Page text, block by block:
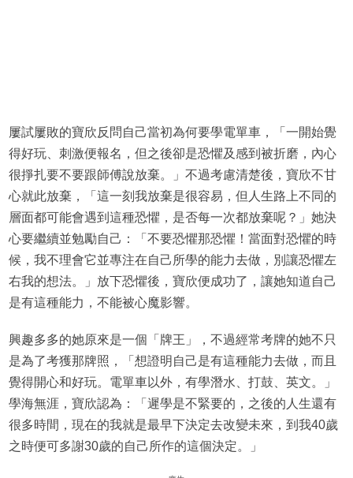
屢試屢敗的寶欣反問自己當初為何要學電單車，「一開始覺
得好玩、刺激便報名，但之後卻是恐懼及感到被折磨，內心
很掙扎要不要跟師傅說放棄。」不過考慮清楚後，寶欣不甘
心就此放棄，「這一刻我放棄是很容易，但人生路上不同的
層面都可能會遇到這種恐懼，是否每一次都放棄呢？」她決
心要繼續並勉勵自己：「不要恐懼那恐懼！當面對恐懼的時
候，我不理會它並專注在自己所學的能力去做，別讓恐懼左
右我的想法。」放下恐懼後，寶欣便成功了，讓她知道自己
是有這種能力，不能被心魔影響。
興趣多多的她原來是一個「牌王」，不過經常考牌的她不只
是為了考獲那牌照，「想證明自己是有這種能力去做，而且
覺得開心和好玩。電單車以外，有學潛水、打鼓、英文。」
學海無涯，寶欣認為：「遲學是不緊要的，之後的人生還有
很多時間，現在的我就是最早下決定去改變未來，到我40歲
之時便可多謝30歲的自己所作的這個決定。」